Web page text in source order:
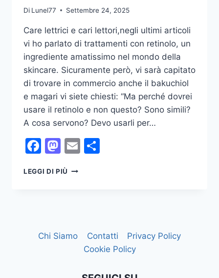
Di Lunel77 Settembre 24, 2025
Care lettrici e cari lettori,negli ultimi articoli
vi ho parlato di trattamenti con retinolo, un
ingrediente amatissimo nel mondo della
skincare. Sicuramente però, vi sarà capitato
di trovare in commercio anche il bakuchiol
e magari vi siete chiesti: “Ma perché dovrei
usare il retinolo e non questo? Sono simili?
A cosa servono? Devo usarli per…
Facebook
Mastodon
Email
LEGGI DI PIÙ RETINOLO
TUA
SKINCARE?
Chi Siamo Contatti
Privacy Policy
Cookie Policy